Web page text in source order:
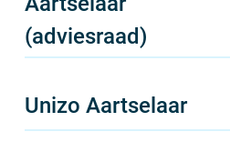
(adviesraad)
Unizo Aartselaar